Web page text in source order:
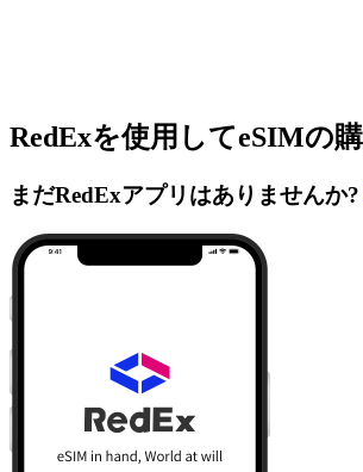
RedExを使用してeSIMの
まだRedExアプリはありませんか?